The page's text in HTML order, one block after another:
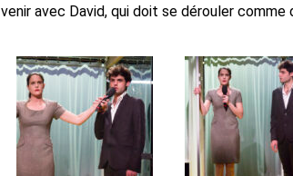
venir avec David, qui doit se dérouler